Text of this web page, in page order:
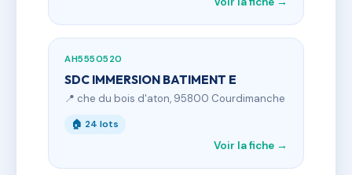
AH5550520
SDC IMMERSION BATIMENT E
📍 che du bois d'aton, 95800 Courdimanche
🏠 24 lots
Voir la fiche →